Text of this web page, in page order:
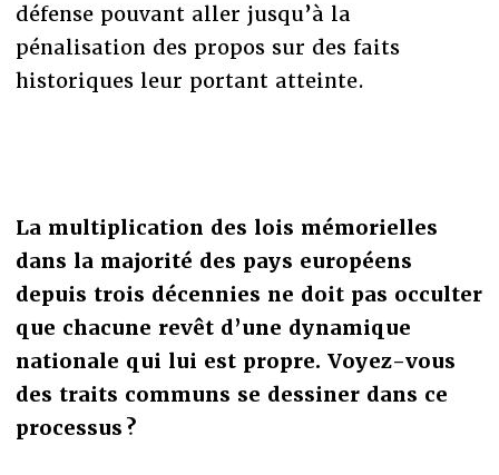
défense pouvant aller jusqu’à la
pénalisation des propos sur des faits
historiques leur portant atteinte.
La multiplication des lois mémorielles
dans la majorité des pays européens
depuis trois décennies ne doit pas occulter
que chacune revêt d’une dynamique
nationale qui lui est propre. Voyez-vous
des traits communs se dessiner dans ce
processus ?